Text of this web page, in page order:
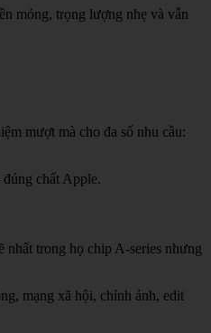
mỏng, trọng lượng nhẹ và vẫn
mượt mà cho đa số nhu cầu:
chất Apple.
trong họ chip A-series nhưng
mạng xã hội, chỉnh ảnh, edit